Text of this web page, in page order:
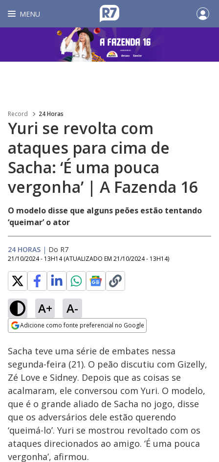
MENU
Record 24 Horas
Yuri se revolta com
ataques para cima de
Sacha: ‘É uma pouca
vergonha’ | A Fazenda 16
O modelo disse que alguns peões estão tentando
‘queimar’ o ator
24 HORAS | Do R7
21/10/2024 - 13H14 (ATUALIZADO EM 21/10/2024 - 13H14)
A+ A-
Adicione como fonte preferencial no Google
Ativar
Loaded
22.59%
Sacha teve uma série de embates nessa
segunda-feira (21). O peão discutiu com Gizelly,
Zé Love e Sidney. Depois que as coisas se
acalmaram, ele conversou com Yuri. O modelo,
que é o grande aliado de Sacha no jogo, disse
que os adversários dele estão querendo
‘queimá-lo’. Yuri se mostrou revoltado com os
ataques direcionados ao amigo. ‘É uma pouca
vergonha’, afirmou.